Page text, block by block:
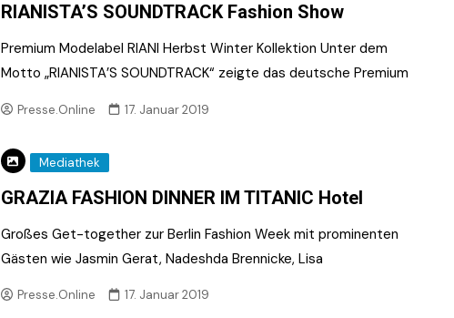
RIANISTA’S SOUNDTRACK Fashion Show
Premium Modelabel RIANI Herbst Winter Kollektion Unter dem
Motto „RIANISTA’S SOUNDTRACK“ zeigte das deutsche Premium
Presse.Online 17. Januar 2019
Mediathek
GRAZIA FASHION DINNER IM TITANIC Hotel
Großes Get-together zur Berlin Fashion Week mit prominenten
Gästen wie Jasmin Gerat, Nadeshda Brennicke, Lisa
Presse.Online 17. Januar 2019